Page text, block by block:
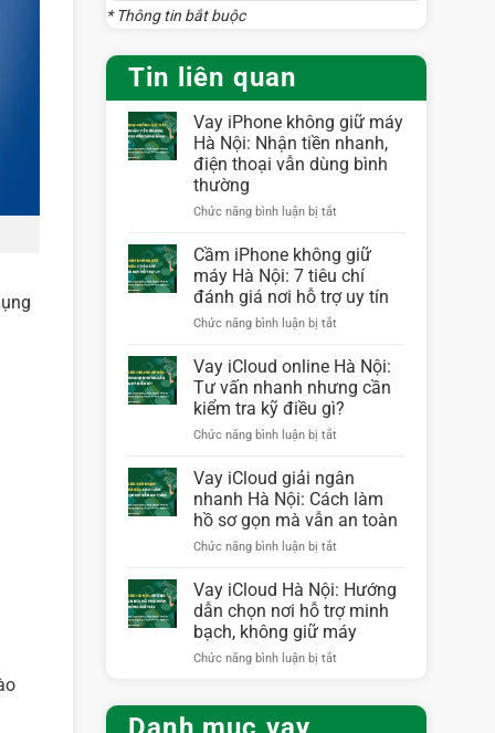
* Thông tin bắt buộc
Tin liên quan
Vay iPhone không giữ máy
Hà Nội: Nhận tiền nhanh,
điện thoại vẫn dùng bình
thường
Chức năng bình luận bị tắt
iPhone
không
giữ
máy
Nhận
nhanh,
điện
thoại
dùng
bình
Cầm iPhone không giữ
máy Hà Nội: 7 tiêu chí
đánh giá nơi hỗ trợ uy tín
Chức năng bình luận bị tắt
iPhone
giữ
máy
7
tiêu
chí
đánh
giá
hỗ
trợ
uy
tín
Vay iCloud online Hà Nội:
Tư vấn nhanh nhưng cần
kiểm tra kỹ điều gì?
Chức năng bình luận bị tắt
iCloud
online
Hà
Nội:
nhanh
nhưng
cần
kiểm
tra
Vay iCloud giải ngân
nhanh Hà Nội: Cách làm
hồ sơ gọn mà vẫn an toàn
Chức năng bình luận bị tắt
iCloud
ngân
nhanh
Vay iCloud Hà Nội: Hướng
dẫn chọn nơi hỗ trợ minh
bạch, không giữ máy
Chức năng bình luận bị tắt